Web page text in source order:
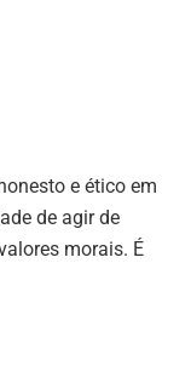
e ético em
de agir de
morais. É